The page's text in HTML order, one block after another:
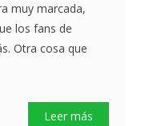
muy marcada,
los fans de
Otra cosa que
Leer más